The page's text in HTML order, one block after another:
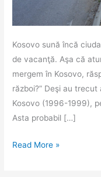
Kosovo sună încă
de vacanţă. Aşa că
mergem în Kosovo,
război?” Deşi au
Kosovo (1996-1999),
Asta probabil […]
Priștina
Read More »